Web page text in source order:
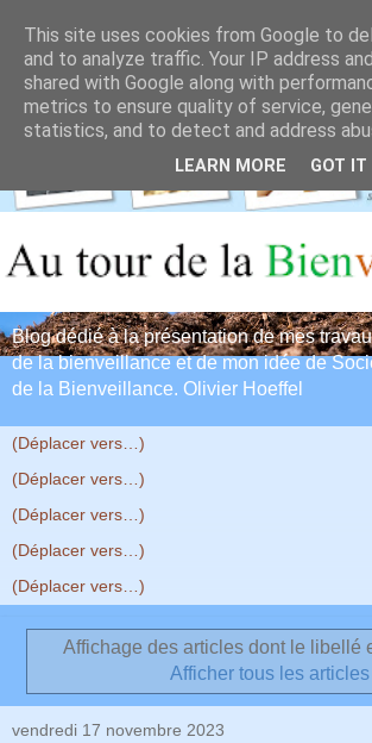
Blog dédié à la présentation de mes
de la bienveillance et de mon idée de
de la Bienveillance. Olivier Hoeffel
Affichage des articles dont le libellé
Afficher tous les articles
vendredi 17 novembre 2023
This site uses cookies from Google to
and to analyze traffic. Your IP address
shared with Google along with
metrics to ensure quality of service,
statistics, and to detect and address
LEARN MORE GOT IT